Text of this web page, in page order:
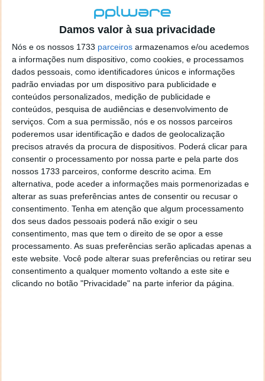
Damos valor à sua privacidade
Nós e os nossos 1733 parceiros armazenamos e/ou acedemos
a informações num dispositivo, como cookies, e processamos
dados pessoais, como identificadores únicos e informações
padrão enviadas por um dispositivo para publicidade e
conteúdos personalizados, medição de publicidade e
conteúdos, pesquisa de audiências e desenvolvimento de
serviços. Com a sua permissão, nós e os nossos parceiros
poderemos usar identificação e dados de geolocalização
precisos através da procura de dispositivos. Poderá clicar para
consentir o processamento por nossa parte e pela parte dos
nossos 1733 parceiros, conforme descrito acima. Em
alternativa, pode aceder a informações mais pormenorizadas e
alterar as suas preferências antes de consentir ou recusar o
consentimento. Tenha em atenção que algum processamento
dos seus dados pessoais poderá não exigir o seu
consentimento, mas que tem o direito de se opor a esse
processamento. As suas preferências serão aplicadas apenas a
este website. Você pode alterar suas preferências ou retirar seu
consentimento a qualquer momento voltando a este site e
clicando no botão "Privacidade" na parte inferior da página.
SpaceX envia 143 satélites num único
foguete e… cinzas humanas
24 JAN 2021
Foi este domingo que a SpaceX voltou a deixar
marcas na história da humanidade! No âmbito do
novo programa de carga partilhada, a SpaceX enviou
num único fogueteFalcon 9um total de 143
satélites.
Além disso, em parceria com a funerária Celestis,
seguiram também cápsulas de cinzas humanas.